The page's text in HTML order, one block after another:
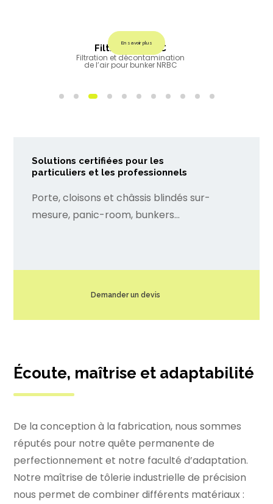
Filtration NRBC
Filtration et décontamination
de l’air pour bunker NRBC
En savoir plus
Solutions certifiées pour les
particuliers et les professionnels
Porte, cloisons et châssis blindés sur-
mesure, panic-room, bunkers…
Demander un devis
Écoute, maîtrise et adaptabilité
De la conception à la fabrication, nous sommes
réputés pour notre quête permanente de
perfectionnement et notre faculté d’adaptation.
Notre maîtrise de tôlerie industrielle de précision
nous permet de combiner différents matériaux :